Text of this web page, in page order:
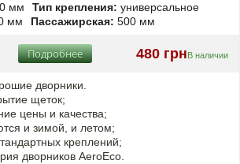
мм Тип крепления: универсальное
мм Пассажирская: 500 мм
480 грн В наличии
Подробнее
дворники.
щеток;
цены и качества;
и зимой, и летом;
креплений;
дворников AeroEco.